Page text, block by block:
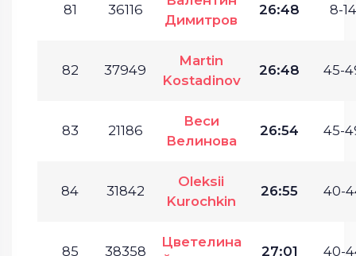
81 36116
Димитров
26:48 8-
82 37949
Martin
Kostadinov
26:48 45-
83 21186
Веси
Велинова
26:54 45-
84 31842
Oleksii
Kurochkin
26:55 40-
85 38358
Цветелина
27:01 40-